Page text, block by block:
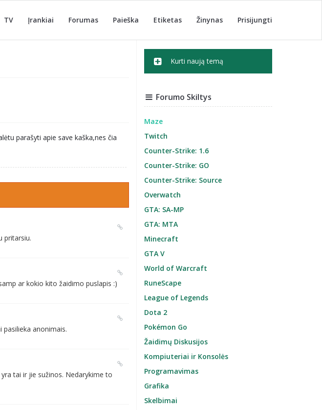
TV Įrankiai Forumas Paieška Etiketas Žinynas Prisijungti
parašyti apie save kaška,nes čia
pritarsiu.
ar kokio kito žaidimo puslapis :)
anonimais.
tai ir jie sužinos. Nedarykime to
Kurti naują temą
Forumo Skiltys
Maze
Twitch
Counter-Strike: 1.6
Counter-Strike: GO
Counter-Strike: Source
Overwatch
GTA: SA-MP
GTA: MTA
Minecraft
GTA V
World of Warcraft
RuneScape
League of Legends
Dota 2
Pokémon Go
Žaidimų Diskusijos
Kompiuteriai ir Konsolės
Programavimas
Grafika
Skelbimai